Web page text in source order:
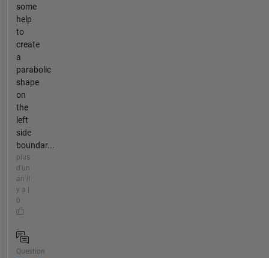
some
help
to
create
a
parabolic
shape
on
the
left
side
boundar...
plus
d'un
an il
y a |
0
Question